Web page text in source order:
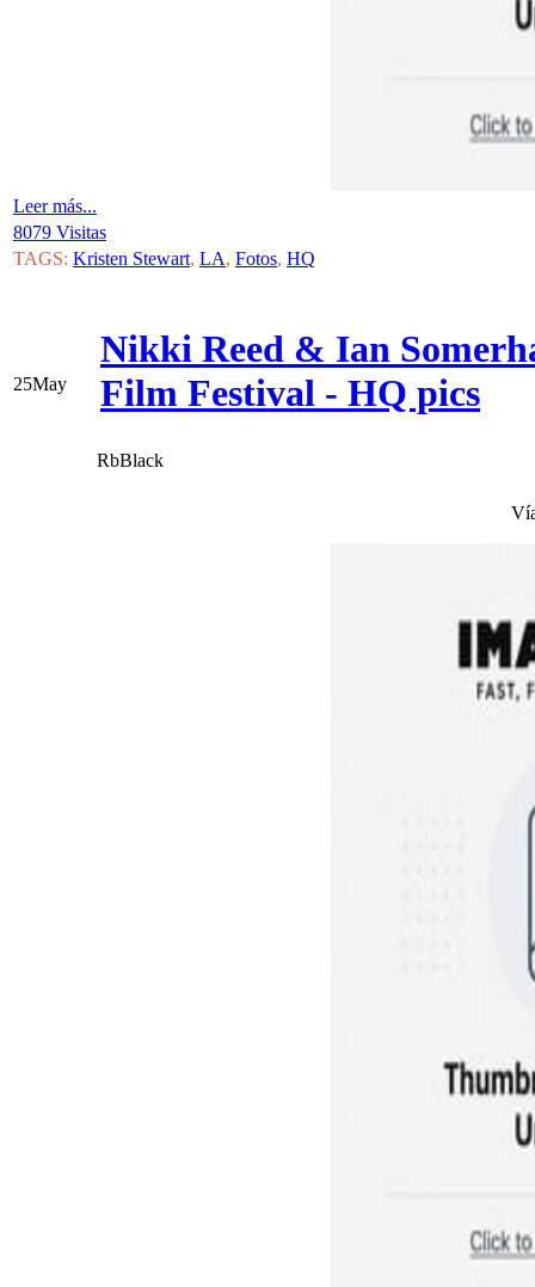
Leer más...
8079 Visitas
TAGS: Kristen Stewart, LA, Fotos, HQ
25May
Nikki Reed & Ian
Film Festival - HQ pics
RbBlack